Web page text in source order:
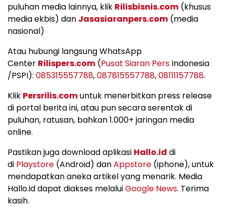
puluhan media lainnya, klik Rilisbisnis.com (khusus
media ekbis) dan Jasasiaranpers.com (media
nasional)
Atau hubungi langsung WhatsApp
Center Rilispers.com (Pusat Siaran Pers Indonesia
/PSPI): 085315557788,087815557788,08111157788.
Klik Persrilis.comuntuk menerbitkan press release
di portal berita ini, atau pun secara serentak di
puluhan, ratusan, bahkan 1.000+ jaringan media
online.
Pastikan juga download aplikasi Hallo.id di
di Playstore (Android) danAppstore (iphone), untuk
mendapatkan aneka artikel yang menarik. Media
Hallo.id dapat diakses melaluiGoogle News. Terima
kasih.